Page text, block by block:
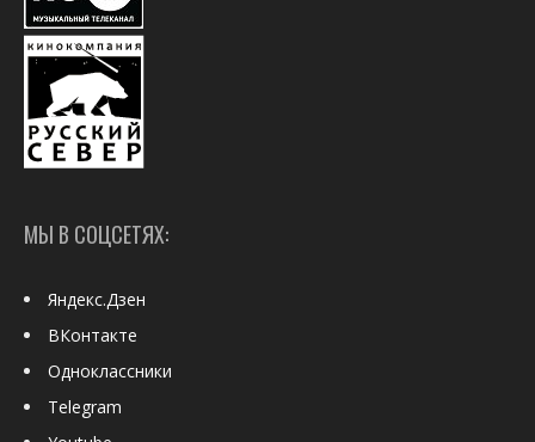
МЫ В СОЦСЕТЯХ:
Яндекс.Дзен
ВКонтакте
Одноклассники
Telegram